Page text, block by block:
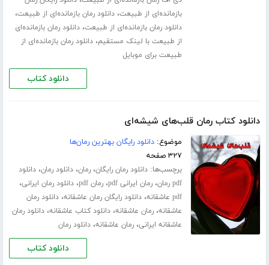
بازمانده‌ای از طبیعت،دانلود رمان بازمانده‌ای از طبیعت،
دانلود رمان بازمانده‌ای از طبیعت،دانلود رمان بازمانده‌ای
از طبیعت با لینک مستقیم،دانلود رمان بازمانده‌ای از
طبیعت برای موبایل
دانلود کتاب
دانلود کتاب رمان قلب‌های شیشه‌ای
موضوع:دانلود رایگان بهترین رمان‌ها
۳۲۷ صفحه
برچسب‌ها:دانلود رمان رایگان،رمان،دانلود رمان،دانلود
pdf رمان
،رمان ایرانی pdf ،رمان pdf ،دانلود رمان ایرانی،
pdf عاشقانه ،دانلود رایگان رمان عاشقانه،دانلود رمان
عاشقانه،رمان عاشقانه،دانلود کتاب عاشقانه،دانلود رمان
عاشقانه ایرانی،رمان عاشقانه،دانلود رمان
دانلود کتاب